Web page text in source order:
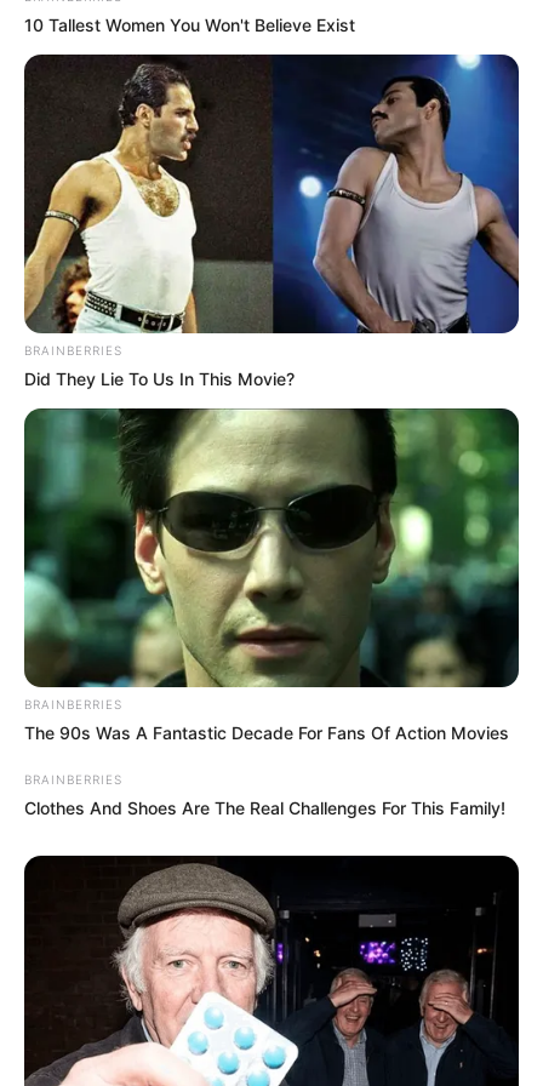
Ruine kann besichtigt werden und es gibt auch ein
Burgmuseum.
St. Lubentius Dietkirchen
Schon durch ihre Lage auf einem Felsen
über der Lahn fällt die aus dem 11.
Jahrhundert stammende romanische
Stiftskirche besonders ins Auge. Sie war bis ins 13.
Jahrhundert hinein die bedeutendste Kirche des
Lahngaus und ist sogar älter als der Limburger Dom.
Zusammen mit den Nebengebäuden und der
Kirchenmauer hat die Anlage auch Ähnlichkeiten mit einer
Zeit des Mittelalters.
Burg Schwalbach
Oft wird die vergleichsweise gut erhaltene
Burgruine als schönste Burg im Taunus
bezeichnet. Sie steht oberhalb der
Ortschaft Burgschwalbach und hat keine
Gemeinsamkeiten mit der Stadt Bad Schwalbach im
benachbartenRheingau-Taunus-Kreis
Anhand der starken Mauern kann man die
erkennen. Die kostenlos zu besichtigende Anlage ist das
Wahrzeichen und der Namensgeber der Gemeinde
Hohenstein im Untertaunus.
Maria Laach
Die hervorragend erhaltene sechstürmige
Kirche der Abtei Maria Laach, am Laacher
See in der Eifel, gilt als eines der
schönsten
Baudenkmäler der romanischen Baukunst
10 Tallest Women You Won't Believe Exist
BRAINBERRIES
Did They Lie To Us In This Movie?
BRAINBERRIES
The 90s Was A Fantastic Decade For Fans Of Action Movies
BRAINBERRIES
Clothes And Shoes Are The Real Challenges For This Family!